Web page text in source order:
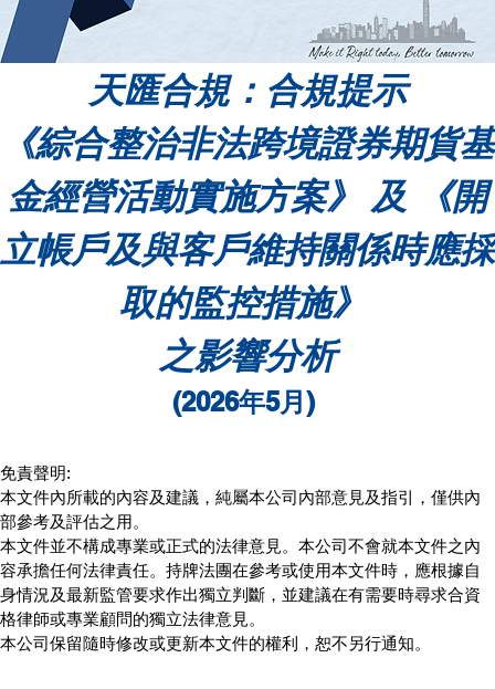
天匯合規：合規提示
《綜合整治非法跨境證券期貨基
金經營活動實施方案》 及 《開
立帳戶及與客戶維持關係時應採
取的監控措施》
之影響分析
(2026年5月)
本文件內所載的內容及建議，純屬本公司內部意見及指引，僅供內
部參考及評估之用。
本文件並不構成專業或正式的法律意見。本公司不會就本文件之內
容承擔任何法律責任。持牌法團在參考或使用本文件時，應根據自
身情況及最新監管要求作出獨立判斷，並建議在有需要時尋求合資
格律師或專業顧問的獨立法律意見。
本公司保留隨時修改或更新本文件的權利，恕不另行通知。